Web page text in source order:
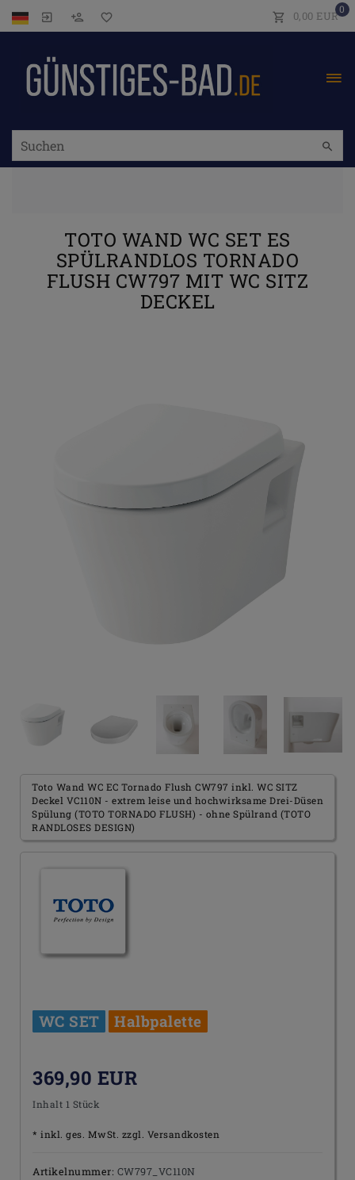
0
0,00 EUR
TOTO WAND WC SET ES
SPÜLRANDLOS TORNADO
FLUSH CW797 MIT WC SITZ
DECKEL
Toto Wand WC EC Tornado Flush CW797 inkl. WC SITZ
Deckel VC110N - extrem leise und hochwirksame Drei-Düsen
Spülung (TOTO TORNADO FLUSH) - ohne Spülrand (TOTO
RANDLOSES DESIGN)
WC SET Halbpalette
369,90 EUR
Inhalt 1 Stück
* inkl. ges. MwSt. zzgl. Versandkosten
Artikelnummer: CW797_VC110N